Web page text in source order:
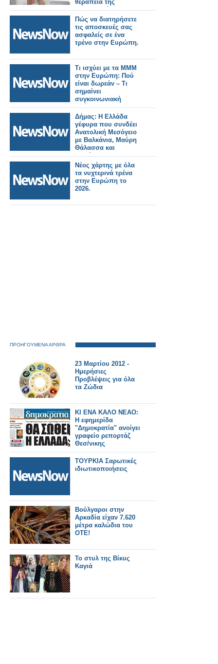
θεραπεία της
παχυσαρκίας
Πώς να διατηρήσετε
τις αποσκευές σας
ασφαλείς σε ένα
τρένο στην Ευρώπη.
Τι ισχύει με τα ΜΜΜ
στην Ευρώπη: Πού
είναι δωρεάν – Tι
σημαίνει
συγκοινωνιακή
φτώχεια.
Δήμας: Η Ελλάδα
γέφυρα που συνδέει
Ανατολική Μεσόγειο
με Βαλκάνια, Μαύρη
Θάλασσα και
Ευρώπη.
Νέος χάρτης με όλα
τα νυχτερινά τρένα
στην Ευρώπη το
2026.
ΠΡΟΗΓΟΥΜΕΝΑ ΑΡΘΡΑ
23 Μαρτίου 2012 -
Ημερήσιες
Προβλέψεις για όλα
τα Ζώδια
ΚΙ ΕΝΑ ΚΑΛΟ ΝΕΑΟ:
Η εφημερίδα
"Δημοκρατία" ανοίγει
γραφείο ρεπορτάζ
Θεσ/νικης
ΤΟΥΡΚΙΑ Σαρωτικές
ιδιωτικοποιήσεις
Βούλγαροι στην
Αρκαδία είχαν 7.620
μέτρα καλώδια του
ΟΤΕ!
Το στυλ της Βίκυς
Καγιά